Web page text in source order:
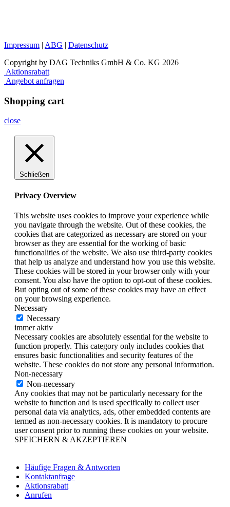
Impressum | ABG | Datenschutz
Copyright by DAG Techniks GmbH & Co. KG 2026
Aktionsrabatt
Angebot anfragen
Shopping cart
close
Schließen
Privacy Overview
This website uses cookies to improve your experience while
you navigate through the website. Out of these cookies, the
cookies that are categorized as necessary are stored on your
browser as they are essential for the working of basic
functionalities of the website. We also use third-party cookies
that help us analyze and understand how you use this website.
These cookies will be stored in your browser only with your
consent. You also have the option to opt-out of these cookies.
But opting out of some of these cookies may have an effect
on your browsing experience.
Necessary
Necessary
immer aktiv
Necessary cookies are absolutely essential for the website to
function properly. This category only includes cookies that
ensures basic functionalities and security features of the
website. These cookies do not store any personal information.
Non-necessary
Non-necessary
Any cookies that may not be particularly necessary for the
website to function and is used specifically to collect user
personal data via analytics, ads, other embedded contents are
termed as non-necessary cookies. It is mandatory to procure
user consent prior to running these cookies on your website.
SPEICHERN & AKZEPTIEREN
Häufige Fragen & Antworten
Kontaktanfrage
Aktionsrabatt
Anrufen